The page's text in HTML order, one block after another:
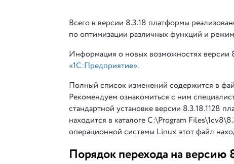
Всего в версии 8.3.18 платформы
по оптимизации различных функций и
Информация о новых возможностях версии
«1С:Предприятие».
Полный список изменений содержится в
Рекомендуем ознакомиться с ним
стандартной установке версии 8.3.18.1128
находится в каталоге C:\Program
операционной системы Linux этот файл
Порядок перехода на